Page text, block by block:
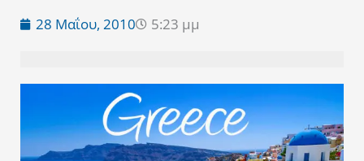
28 Μαΐου, 2010 5:23 μμ